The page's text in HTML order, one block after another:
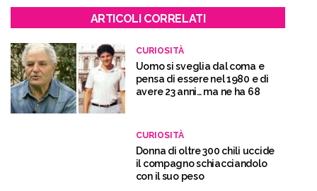
ARTICOLI CORRELATI
CURIOSITÀ
Uomo si sveglia dal coma e
pensa di essere nel 1980 e di
avere 23 anni… ma ne ha 68
CURIOSITÀ
Donna di oltre 300 chili uccide
il compagno schiacciandolo
con il suo peso